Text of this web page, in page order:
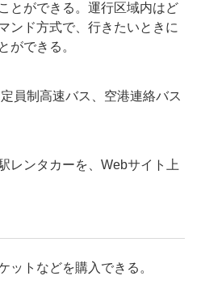
とができる。運行区域内はど
ンド方式で、行きたいときに
ができる。
員制高速バス、空港連絡バス
レンタカーを、Webサイト上
トなどを購入できる。